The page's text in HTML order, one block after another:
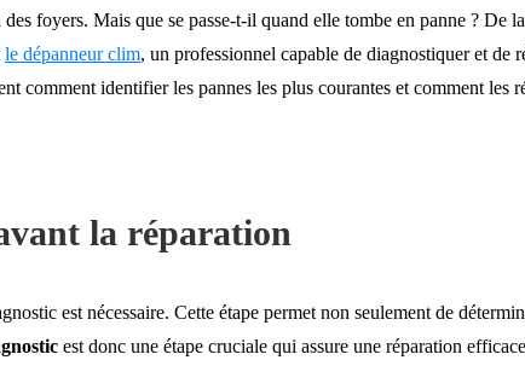
foyers. Mais que se passe-t-il quand elle tombe en panne ? De
le dépanneur clim, un professionnel capable de diagnostiquer et de
comment identifier les pannes les plus courantes et comment les
la réparation
est nécessaire. Cette étape permet non seulement de
est donc une étape cruciale qui assure une réparation